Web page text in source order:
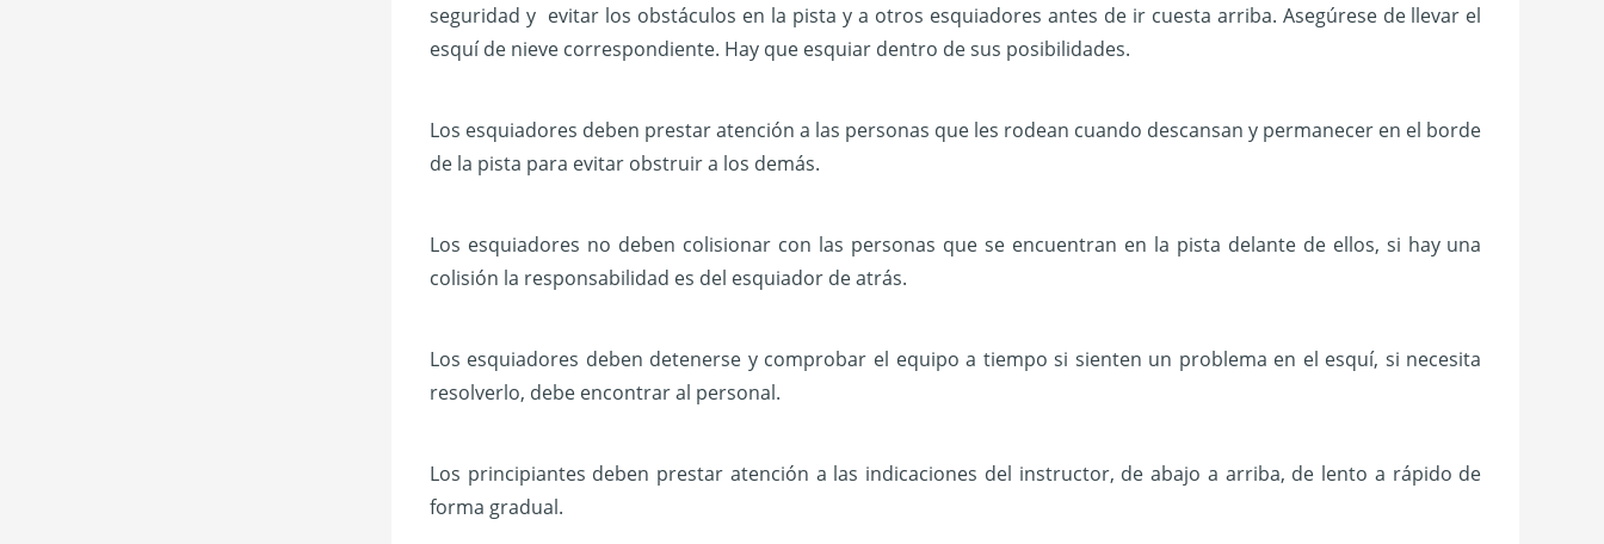
seguridad y evitar los obstáculos en la pista y a otros esquiadores antes de ir cuesta arriba. Asegúrese de llevar el
esquí de nieve correspondiente. Hay que esquiar dentro de sus posibilidades.
Los esquiadores deben prestar atención a las personas que les rodean cuando descansan y permanecer en el borde
de la pista para evitar obstruir a los demás.
Los esquiadores no deben colisionar con las personas que se encuentran en la pista delante de ellos, si hay una
colisión la responsabilidad es del esquiador de atrás.
Los esquiadores deben detenerse y comprobar el equipo a tiempo si sienten un problema en el esquí, si necesita
resolverlo, debe encontrar al personal.
Los principiantes deben prestar atención a las indicaciones del instructor, de abajo a arriba, de lento a rápido de
forma gradual.